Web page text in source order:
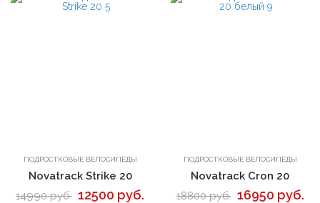
В корзину
ПОДРОСТКОВЫЕ ВЕЛОСИПЕДЫ
Novatrack Strike 20
14990 руб. 12500 руб.
В корзину
ПОДРОСТКОВЫЕ ВЕЛОСИПЕДЫ
Novatrack Cron 20
18800 руб. 16950 руб.